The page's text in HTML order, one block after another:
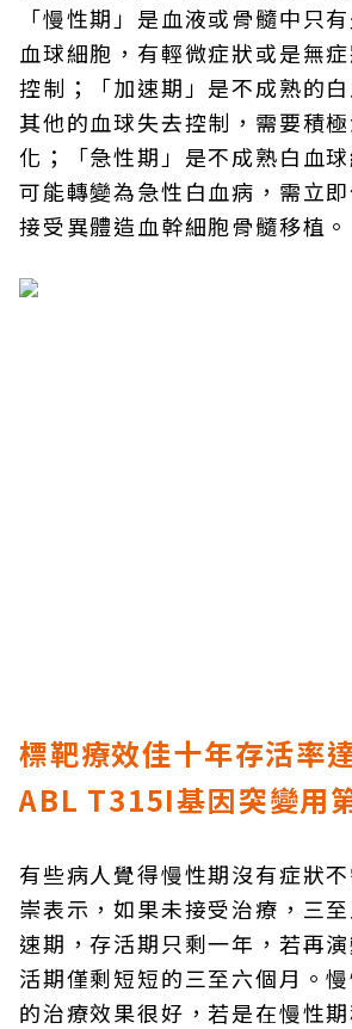
「慢性期」是血液或骨髓中只
血球細胞，有輕微症狀或是無
控制；「加速期」是不成熟的
其他的血球失去控制，需要積
化；「急性期」是不成熟白血球
可能轉變為急性白血病，需立
接受異體造血幹細胞骨髓移植。
標靶療效佳十年存活率
ABL T315I基因突變用
有些病人覺得慢性期沒有症狀
崇表示，如果未接受治療，三
速期，存活期只剩一年，若再
活期僅剩短短的三至六個月。
的治療效果很好，若是在慢性